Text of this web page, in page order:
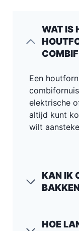
WAT IS
Een
elektrische
altijd kunt
wilt
KAN IK
HOE